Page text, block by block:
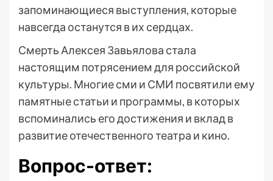
запоминающиеся выступления, которые
навсегда останутся в их сердцах.
Смерть Алексея Завьялова стала
настоящим потрясением для российской
культуры. Многие сми и СМИ посвятили ему
памятные статьи и программы, в которых
вспоминались его достижения и вклад в
развитие отечественного театра и кино.
Вопрос-ответ: